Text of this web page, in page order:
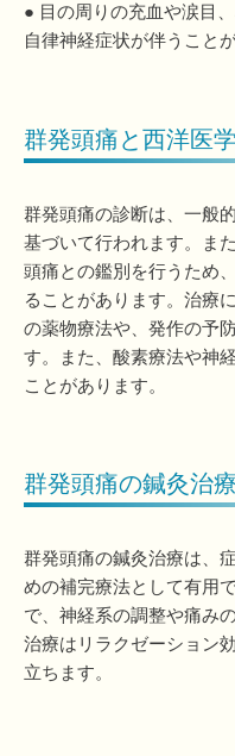
● 目の周りの充血や涙目
自律神経症状が伴うこと
群発頭痛と西洋医学
群発頭痛の診断は、一般
基づいて行われます。ま
頭痛との鑑別を行うため
ることがあります。治療
の薬物療法や、発作の予
す。また、酸素療法や神
ことがあります。
群発頭痛の鍼灸治療
群発頭痛の鍼灸治療は、
めの補完療法として有用
で、神経系の調整や痛み
治療はリラクゼーション
立ちます。